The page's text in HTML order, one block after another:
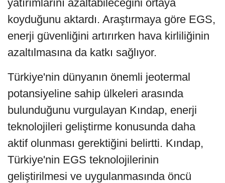
yatırımlarını azaltabileceğini ortaya
koyduğunu aktardı. Araştırmaya göre EGS,
enerji güvenliğini artırırken hava kirliliğinin
azaltılmasına da katkı sağlıyor.
Türkiye'nin dünyanın önemli jeotermal
potansiyeline sahip ülkeleri arasında
bulunduğunu vurgulayan Kındap, enerji
teknolojileri geliştirme konusunda daha
aktif olunması gerektiğini belirtti. Kındap,
Türkiye'nin EGS teknolojilerinin
geliştirilmesi ve uygulanmasında öncü